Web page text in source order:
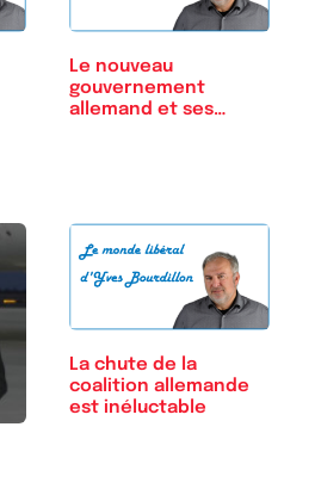
Le nouveau
gouvernement
allemand et ses
La chute de la
coalition allemande
est inéluctable